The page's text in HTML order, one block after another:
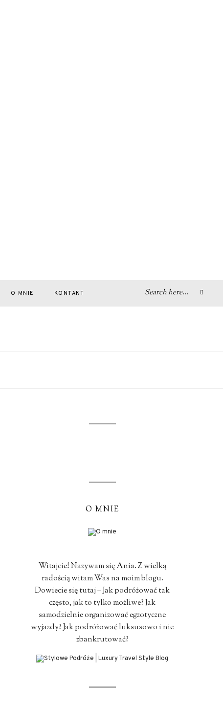
O MNIE KONTAKT
O MNIE
Witajcie! Nazywam się Ania. Z wielką
radością witam Was na moim blogu.
Dowiecie się tutaj – Jak podróżować tak
często, jak to tylko możliwe? Jak
samodzielnie organizować egzotyczne
wyjazdy? Jak podróżować luksusowo i nie
zbankrutować?